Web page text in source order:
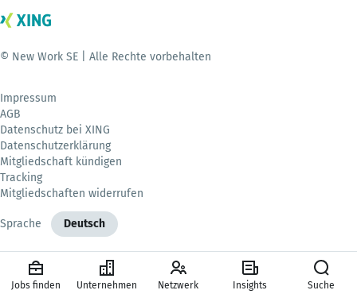
© New Work SE | Alle Rechte vorbehalten
Impressum
AGB
Datenschutz bei XING
Datenschutzerklärung
Mitgliedschaft kündigen
Tracking
Mitgliedschaften widerrufen
Sprache Deutsch
Jobs finden Unternehmen Netzwerk Insights Suche